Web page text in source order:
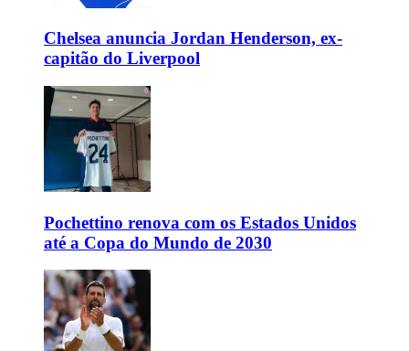
Chelsea anuncia Jordan Henderson, ex-
capitão do Liverpool
Pochettino renova com os Estados Unidos
até a Copa do Mundo de 2030